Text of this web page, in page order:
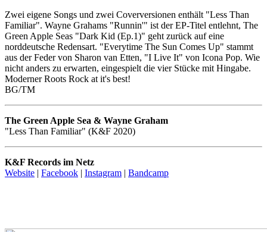
Zwei eigene Songs und zwei Coverversionen enthält "Less Than
Familiar". Wayne Grahams "Runnin'" ist der EP-Titel entlehnt, The
Green Apple Seas "Dark Kid (Ep.1)" geht zurück auf eine
norddeutsche Redensart. "Everytime The Sun Comes Up" stammt
aus der Feder von Sharon van Etten, "I Live It" von Icona Pop. Wie
nicht anders zu erwarten, eingespielt die vier Stücke mit Hingabe.
Moderner Roots Rock at it's best!
BG/TM
The Green Apple Sea & Wayne Graham
"Less Than Familiar" (K&F 2020)
K&F Records im Netz
Website | Facebook | Instagram | Bandcamp